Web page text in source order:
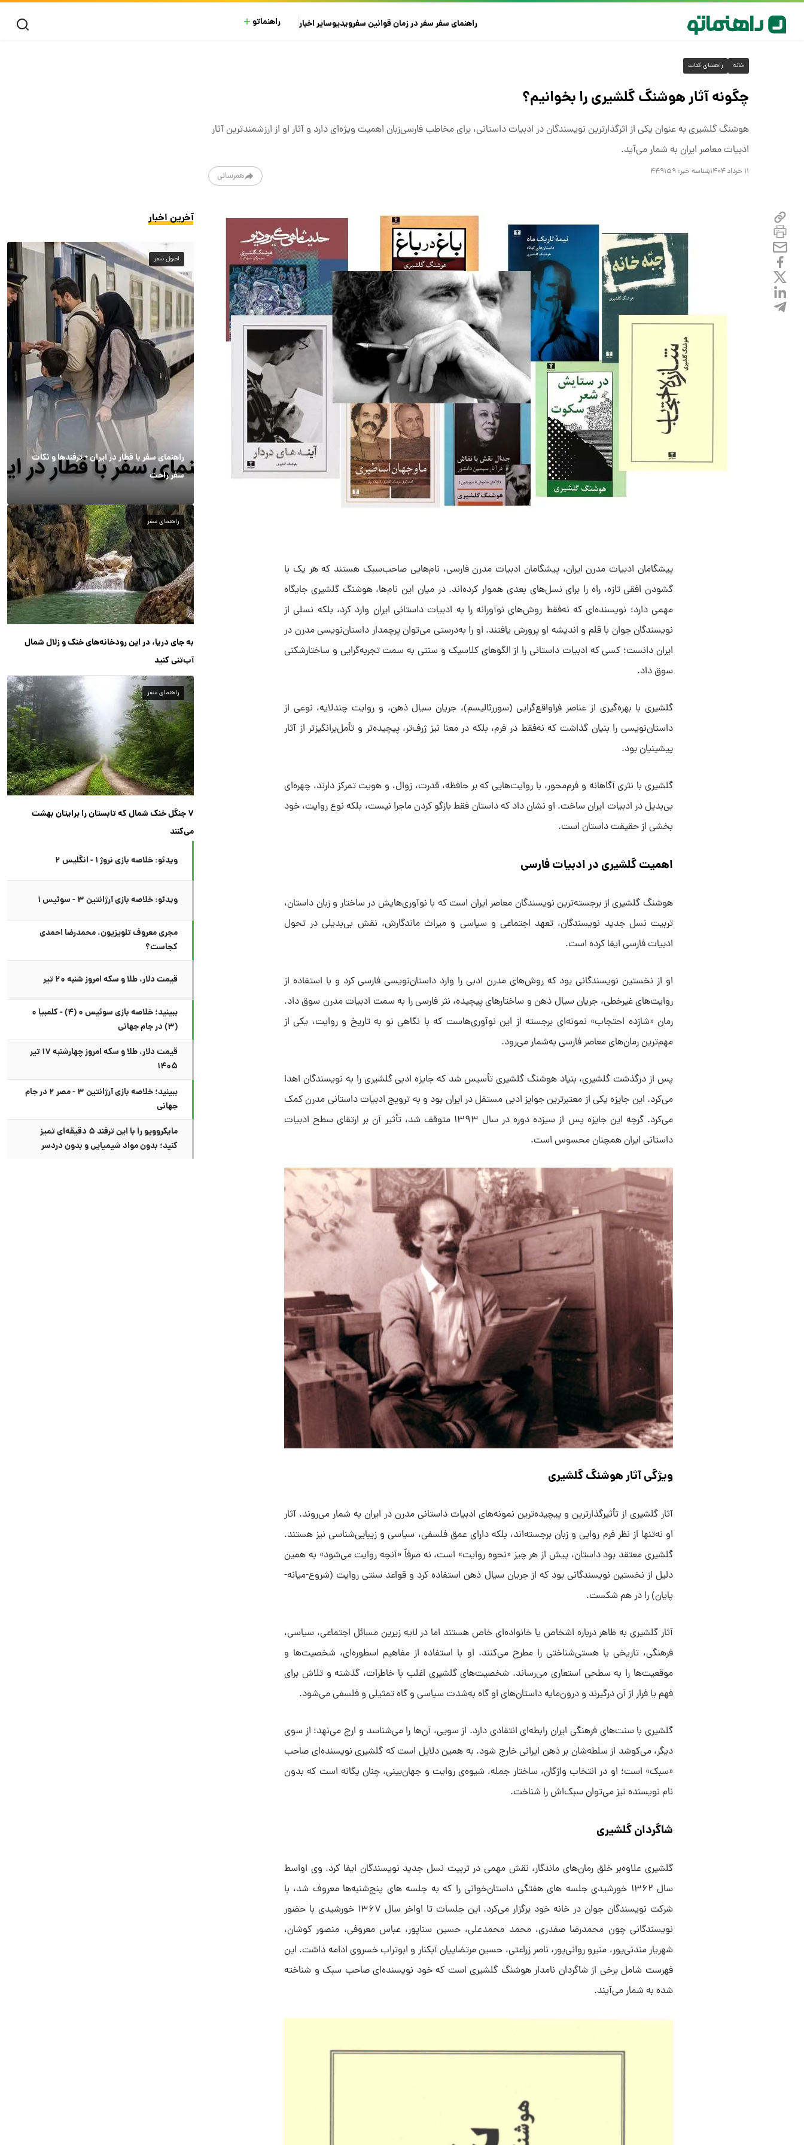
راهنمای سفرسفر در زمانقوانین سفرویدیوسایراخبار راهنماتو
خانه راهنمای کتاب
چگونه آثار هوشنگ گلشیری را بخوانیم؟
هوشنگ گلشیری به عنوان یکی از اثرگذارترین نویسندگان در ادبیات داستانی، برای مخاطب فارسی‌زبان اهمیت ویژه‌ای دارد و آثار او از ارزشمندترین آثار
ادبیات معاصر ایران به شمار می‌آید.
۱۱ خرداد ۱۴۰۴ شناسه خبر: ۴۴۹۱۵۹ همرسانی
پیشگامان ادبیات مدرن ایران، پیشگامان ادبیات مدرن فارسی، نام‌هایی صاحب‌سبک‌ هستند که هر یک با
گشودن افقی تازه، راه را برای نسل‌های بعدی هموار کرده‌اند. در میان این نام‌ها، هوشنگ گلشیری جایگاه
مهمی دارد؛ نویسنده‌ای که نه‌فقط روش‌های نوآورانه را به ادبیات داستانی ایران وارد کرد، بلکه نسلی از
نویسندگان جوان با قلم و اندیشه‌ او پرورش یافتند. او را به‌درستی می‌توان پرچمدار داستان‌نویسی مدرن در
ایران دانست؛ کسی که ادبیات داستانی را از الگوهای کلاسیک و سنتی به سمت تجربه‌گرایی و ساختارشکنی
سوق داد.
گلشیری با بهره‌گیری از عناصر فراواقع‌گرایی (سوررئالیسم)، جریان سیال ذهن، و روایت چندلایه، نوعی از
داستان‌نویسی را بنیان گذاشت که نه‌فقط در فرم، بلکه در معنا نیز ژرف‌تر، پیچیده‌تر و تأمل‌برانگیزتر از آثار
پیشینیان بود.
گلشیری با نثری آگاهانه و فرم‌محور، با روایت‌هایی که بر حافظه، قدرت، زوال، و هویت تمرکز دارند، چهره‌ای
بی‌بدیل در ادبیات ایران ساخت. او نشان داد که داستان فقط بازگو کردن ماجرا نیست، بلکه نوع روایت، خود
بخشی از حقیقت داستان است.
اهمیت گلشیری در ادبیات فارسی
هوشنگ گلشیری از برجسته‌ترین نویسندگان معاصر ایران است که با نوآوری‌هایش در ساختار و زبان داستان،
تربیت نسل جدید نویسندگان، تعهد اجتماعی و سیاسی و میراث ماندگارش، نقش بی‌بدیلی در تحول
ادبیات فارسی ایفا کرده است.
او از نخستین نویسندگانی بود که روش‌های مدرن ادبی را وارد داستان‌نویسی فارسی کرد و با استفاده از
روایت‌های غیرخطی، جریان سیال ذهن و ساختارهای پیچیده، نثر فارسی را به سمت ادبیات مدرن سوق داد.
رمان «شازده احتجاب» نمونه‌ای برجسته از این نوآوری‌هاست که با نگاهی نو به تاریخ و روایت، یکی از
مهم‌ترین رمان‌های معاصر فارسی به‌شمار می‌رود.
پس از درگذشت گلشیری، بنیاد هوشنگ گلشیری تأسیس شد که جایزه ادبی گلشیری را به نویسندگان اهدا
می‌کرد. این جایزه یکی از معتبرترین جوایز ادبی مستقل در ایران بود و به ترویج ادبیات داستانی مدرن کمک
می‌کرد. گرچه این جایزه پس از سیزده دوره در سال ۱۳۹۳ متوقف شد، تأثیر آن بر ارتقای سطح ادبیات
داستانی ایران همچنان محسوس است.
ویژگی آثار هوشنگ گلشیری
آثار گلشیری از تأثیرگذارترین و پیچیده‌ترین نمونه‌های ادبیات داستانی مدرن در ایران به شمار می‌روند. آثار
او نه‌تنها از نظر فرم روایی و زبان برجسته‌اند، بلکه دارای عمق فلسفی، سیاسی و زیبایی‌شناسی نیز هستند.
گلشیری معتقد بود داستان، پیش از هر چیز «نحوه‌ روایت» است، نه صرفاً «آنچه روایت می‌شود» به همین
دلیل از نخستین نویسندگانی بود که از جریان سیال ذهن استفاده کرد و قواعد سنتی روایت (شروع-میانه-
پایان) را در هم شکست.
آثار گلشیری به ظاهر درباره‌ اشخاص یا خانواده‌ای خاص‌ هستند اما در لایه‌ زیرین مسائل اجتماعی، سیاسی،
فرهنگی، تاریخی یا هستی‌شناختی را مطرح می‌کنند. او با استفاده از مفاهیم اسطوره‌ای، شخصیت‌ها و
موقعیت‌ها را به سطحی استعاری می‌رساند. شخصیت‌های گلشیری اغلب با خاطرات، گذشته و تلاش برای
فهم یا فرار از آن درگیرند و درون‌مایه داستان‌های او گاه به‌شدت سیاسی و گاه تمثیلی و فلسفی می‌شود.
گلشیری با سنت‌های فرهنگی ایران رابطه‌ای انتقادی دارد. از سویی، آن‌ها را می‌شناسد و ارج می‌نهد؛ از سوی
دیگر، می‌کوشد از سلطه‌شان بر ذهن ایرانی خارج شود. به همین دلایل است که گلشیری نویسنده‌ای صاحب
«سبک» است؛ او در انتخاب واژگان، ساختار جمله، شیوه‌ی روایت و جهان‌بینی، چنان یگانه است که بدون
نام نویسنده نیز می‌توان سبک‌اش را شناخت.
شاگردان گلشیری
گلشیری علاوه‌بر خلق رمان‌های ماندگار، نقش مهمی در تربیت نسل جدید نویسندگان ایفا کرد. وی اواسط
سال ۱۳۶۲ خورشیدی جلسه های هفتگی داستان‌خوانی را که به جلسه های پنج‌شنبه‌ها معروف شد، با
شرکت نویسندگان جوان در خانه خود برگزار می‌کرد. این جلسات تا اواخر سال ۱۳۶۷ خورشیدی با حضور
نویسندگانی چون محمدرضا صفدری، محمد محمدعلی، حسین سناپور، عباس معروفی، منصور کوشان،
شهریار مندنی‌پور، منیرو روانی‌پور، ناصر زراعتی، حسین مرتضاییان آبکنار و ابوتراب خسروی ادامه داشت. این
فهرست شامل برخی از شاگردان نامدار هوشنگ گلشیری است که خود نویسنده‌ای صاحب سبک و شناخته
شده به شمار می‌آیند.
آخرین اخبار
اصول سفر
راهنمای سفر با قطار در ایران + ترفندها و نکات
سفر راحت
راهنمای سفر
به جای دریا، در این رودخانه‌های خنک و زلال شمال
آب‌تنی کنید
راهنمای سفر
۷ جنگل خنک شمال که تابستان را برایتان بهشت
می‌کنند
ویدئو: خلاصه بازی نروژ ۱ - انگلیس ۲
ویدئو: خلاصه بازی آرژانتین ۳ - سوئیس ۱
مجری معروف تلویزیون، محمدرضا احمدی
کجاست؟
قیمت دلار، طلا و سکه امروز شنبه ۲۰ تیر
ببینید؛ خلاصه بازی سوئیس ۰ (۴) - کلمبیا ۰
(۳) در جام جهانی
قیمت دلار، طلا و سکه امروز چهارشنبه ۱۷ تیر
۱۴۰۵
ببینید؛ خلاصه بازی آرژانتین ۳ - مصر ۲ در جام
جهانی
مایکروویو را با این ترفند ۵ دقیقه‌ای تمیز
کنید؛ بدون مواد شیمیایی و بدون دردسر